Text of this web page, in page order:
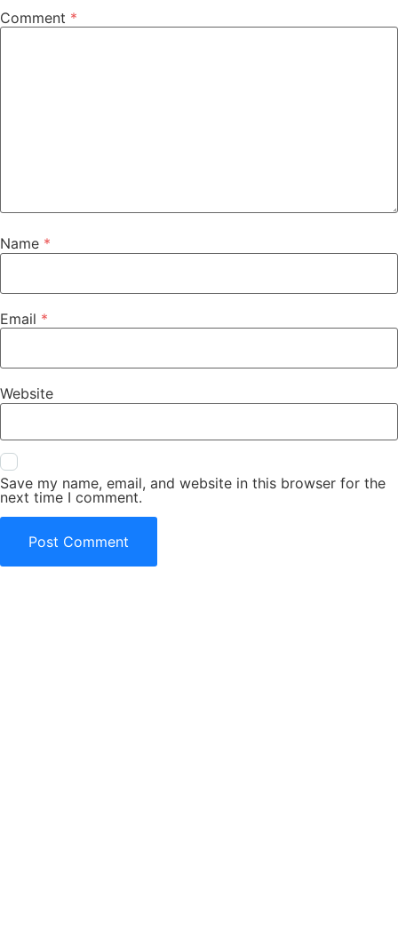
Comment *
Name *
Email *
Website
Save my name, email, and website in this browser for the
next time I comment.